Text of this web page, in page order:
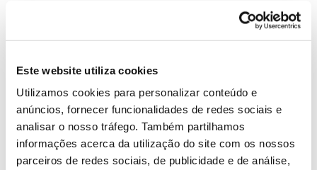
Este website utiliza cookies
Utilizamos cookies para personalizar conteúdo e
anúncios, fornecer funcionalidades de redes sociais e
analisar o nosso tráfego. Também partilhamos
informações acerca da utilização do site com os nossos
parceiros de redes sociais, de publicidade e de análise,
carvalhais, até à Quinta das Lamas. Pelo caminho
serão apanhadas bolotas para reabastecer o
(descasque) das invasoras acácias. De tarde, a
associação realiza a sua Assembleia Geral.
Saber mais